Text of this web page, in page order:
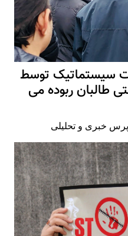
سیستماتیک توسط
طالبان ربوده می
خبری و تحلیلی